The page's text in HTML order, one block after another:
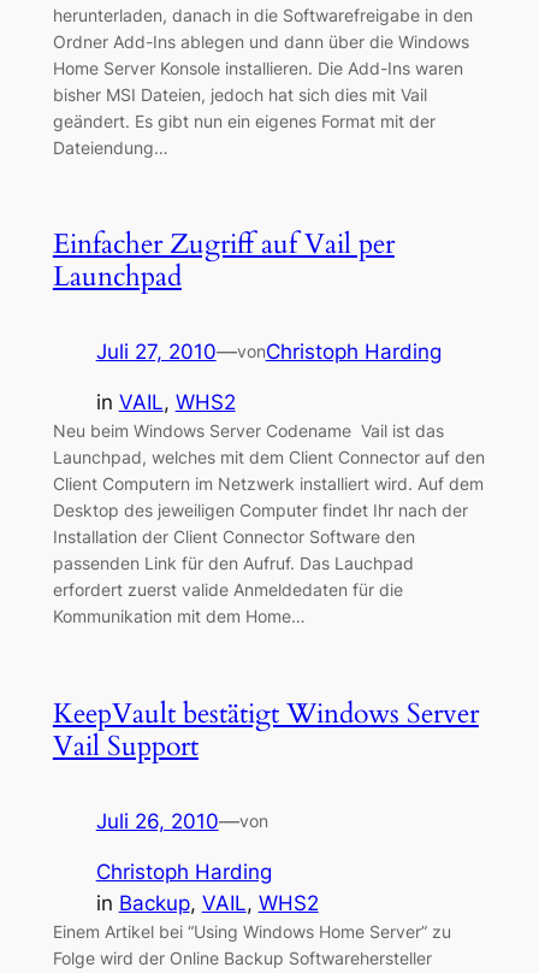
herunterladen, danach in die Softwarefreigabe in den
Ordner Add-Ins ablegen und dann über die Windows
Home Server Konsole installieren. Die Add-Ins waren
bisher MSI Dateien, jedoch hat sich dies mit Vail
geändert. Es gibt nun ein eigenes Format mit der
Dateiendung…
Einfacher Zugriff auf Vail per
Launchpad
Juli 27, 2010—vonChristoph Harding
in VAIL, WHS2
Neu beim Windows Server Codename Vail ist das
Launchpad, welches mit dem Client Connector auf den
Client Computern im Netzwerk installiert wird. Auf dem
Desktop des jeweiligen Computer findet Ihr nach der
Installation der Client Connector Software den
passenden Link für den Aufruf. Das Lauchpad
erfordert zuerst valide Anmeldedaten für die
Kommunikation mit dem Home…
KeepVault bestätigt Windows Server
Vail Support
Juli 26, 2010—von
Christoph Harding
in Backup, VAIL, WHS2
Einem Artikel bei “Using Windows Home Server” zu
Folge wird der Online Backup Softwarehersteller